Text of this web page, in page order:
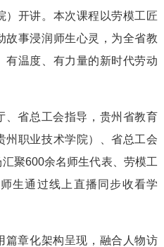
）开讲。本次课程以劳模工匠
故事浸润师生心灵，为全省教
有温度、有力量的新时代劳动
、省总工会指导，贵州省教育
州职业技术学院）、省总工会
聚600余名师生代表、劳模工
生通过线上直播同步收看学
篇章化架构呈现，融合人物访